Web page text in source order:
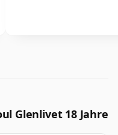
Glenlivet 18 Jahre